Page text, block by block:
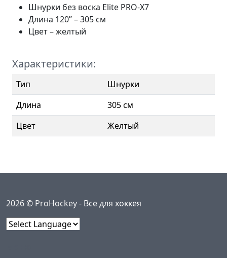
Шнурки без воска Elite PRO-X7
Длина 120” – 305 см
Цвет – желтый
Характеристики:
Тип
Шнурки
Длина
305 см
Цвет
Желтый
2026 © ProHockey - Все для хоккея